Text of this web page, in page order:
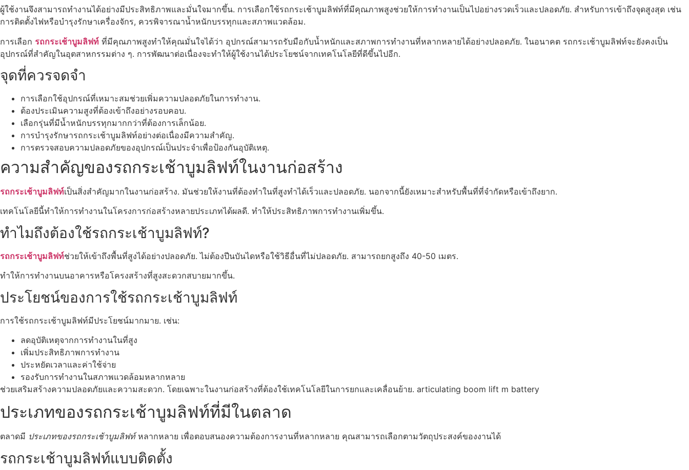
ผู้ใช้งานจึงสามารถทำงานได้อย่างมีประสิทธิภาพและมั่นใจมากขึ้น. การเลือกใช้รถกระเช้าบูมลิฟท์ที่มีคุณภาพสูงช่วยให้การทำงานเป็นไปอย่างรวดเร็วและปลอดภัย. สำหรับการเข้าถึงจุดสูงสุด เช่น
การติดตั้งไฟหรือบำรุงรักษาเครื่องจักร, ควรพิจารณาน้ำหนักบรรทุกและสภาพแวดล้อม.
การเลือก รถกระเช้าบูมลิฟท์ ที่มีคุณภาพสูงทำให้คุณมั่นใจได้ว่า อุปกรณ์สามารถรับมือกับน้ำหนักและสภาพการทำงานที่หลากหลายได้อย่างปลอดภัย. ในอนาคต รถกระเช้าบูมลิฟท์จะยังคงเป็น
อุปกรณ์ที่สำคัญในอุตสาหกรรมต่าง ๆ. การพัฒนาต่อเนื่องจะทำให้ผู้ใช้งานได้ประโยชน์จากเทคโนโลยีที่ดีขึ้นไปอีก.
จุดที่ควรจดจำ
การเลือกใช้อุปกรณ์ที่เหมาะสมช่วยเพิ่มความปลอดภัยในการทำงาน.
ต้องประเมินความสูงที่ต้องเข้าถึงอย่างรอบคอบ.
เลือกรุ่นที่มีน้ำหนักบรรทุกมากกว่าที่ต้องการเล็กน้อย.
การบำรุงรักษารถกระเช้าบูมลิฟท์อย่างต่อเนื่องมีความสำคัญ.
การตรวจสอบความปลอดภัยของอุปกรณ์เป็นประจำเพื่อป้องกันอุบัติเหตุ.
ความสำคัญของรถกระเช้าบูมลิฟท์ในงานก่อสร้าง
รถกระเช้าบูมลิฟท์เป็นสิ่งสำคัญมากในงานก่อสร้าง. มันช่วยให้งานที่ต้องทำในที่สูงทำได้เร็วและปลอดภัย. นอกจากนี้ยังเหมาะสำหรับพื้นที่ที่จำกัดหรือเข้าถึงยาก.
เทคโนโลยีนี้ทำให้การทำงานในโครงการก่อสร้างหลายประเภทได้ผลดี. ทำให้ประสิทธิภาพการทำงานเพิ่มขึ้น.
ทำไมถึงต้องใช้รถกระเช้าบูมลิฟท์?
รถกระเช้าบูมลิฟท์ช่วยให้เข้าถึงพื้นที่สูงได้อย่างปลอดภัย. ไม่ต้องปีนบันไดหรือใช้วิธีอื่นที่ไม่ปลอดภัย. สามารถยกสูงถึง 40-50 เมตร.
ทำให้การทำงานบนอาคารหรือโครงสร้างที่สูงสะดวกสบายมากขึ้น.
ประโยชน์ของการใช้รถกระเช้าบูมลิฟท์
การใช้รถกระเช้าบูมลิฟท์มีประโยชน์มากมาย. เช่น:
ลดอุบัติเหตุจากการทำงานในที่สูง
เพิ่มประสิทธิภาพการทำงาน
ประหยัดเวลาและค่าใช้จ่าย
รองรับการทำงานในสภาพแวดล้อมหลากหลาย
ช่วยเสริมสร้างความปลอดภัยและความสะดวก. โดยเฉพาะในงานก่อสร้างที่ต้องใช้เทคโนโลยีในการยกและเคลื่อนย้าย. articulating boom lift m battery
ประเภทของรถกระเช้าบูมลิฟท์ที่มีในตลาด
ตลาดมี ประเภทของรถกระเช้าบูมลิฟท์หลากหลาย เพื่อตอบสนองความต้องการงานที่หลากหลาย คุณสามารถเลือกตามวัตถุประสงค์ของงานได้
รถกระเช้าบูมลิฟท์แบบติดตั้ง